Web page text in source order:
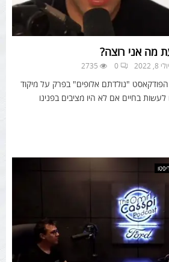
מה אני רוצה?
יולי 8, 2022 0
2735
הפודקאסט "נולדתם אלופים" בפרק על מיקוד
לעשות בחיים אם לא היו מציבים בפנינו